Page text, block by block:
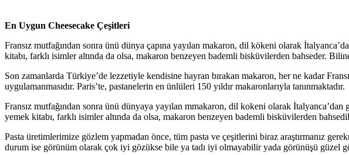
En Uygun Cheesecake Çeşitleri
Fransız mutfağından sonra ünü dünya çapına yayılan makaron, dil kökeni olarak
kitabı, farklı isimler altında da olsa, makaron benzeyen bademli bisküvilerden bahseder.
Son zamanlarda Türkiye’de lezzetiyle kendisine hayran bırakan makaron, her ne kadar
uygulamanmasıdır. Paris’te, pastanelerin en ünlüleri 150 yıldır makaronlarıyla tanınmaktadır.
Fransız mutfağından sonra ünü dünyaya yayılan mmakaron, dil kokeni olarak
yemek kitabı, farklı isimler altında da olsa, makaron benzeyen bademli bisküvilerden
Pasta üretimlerimize gözlem yapmadan önce, tüm pasta ve çeşitlerini biraz araştırmanız
durum ise görünüm olarak çok iyi gözükse bile ya tadı iyi olmayabilir yada görünüşü güzel